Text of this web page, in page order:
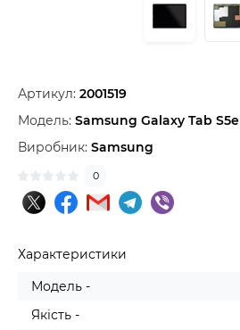
Артикул: 2001519
Модель: Samsung Galaxy Tab S5e
Виробник: Samsung
0
Характеристики
Модель -
Якість -